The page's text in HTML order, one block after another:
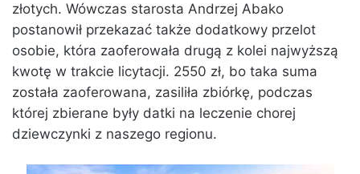
złotych. Wówczas starosta Andrzej Abako
postanowił przekazać także dodatkowy przelot
osobie, która zaoferowała drugą z kolei najwyższą
kwotę w trakcie licytacji. 2550 zł, bo taka suma
została zaoferowana, zasiliła zbiórkę, podczas
której zbierane były datki na leczenie chorej
dziewczynki z naszego regionu.